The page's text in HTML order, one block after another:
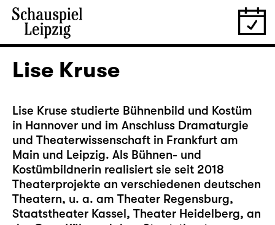
Lise Kruse
Lise Kruse studierte Bühnenbild und Kostüm
in Hannover und im Anschluss Dramaturgie
und Theaterwissenschaft in Frankfurt am
Main und Leipzig. Als Bühnen- und
Kostümbildnerin realisiert sie seit 2018
Theaterprojekte an verschiedenen deutschen
Theatern, u. a. am Theater Regensburg,
Staatstheater Kassel, Theater Heidelberg, an